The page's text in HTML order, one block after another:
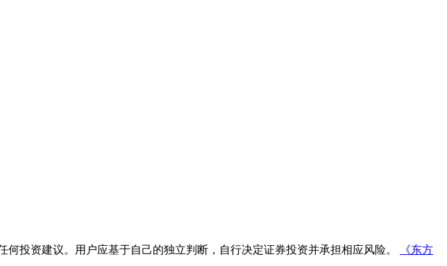
投资建议。用户应基于自己的独立判断，自行决定证券投资并承担相应风险。
《东方